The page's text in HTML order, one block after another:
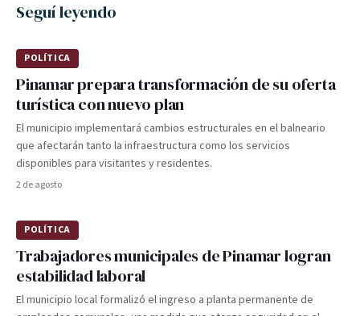
Seguí leyendo
POLÍTICA
Pinamar prepara transformación de su oferta
turística con nuevo plan
El municipio implementará cambios estructurales en el balneario
que afectarán tanto la infraestructura como los servicios
disponibles para visitantes y residentes.
2 de agosto
POLÍTICA
Trabajadores municipales de Pinamar logran
estabilidad laboral
El municipio local formalizó el ingreso a planta permanente de